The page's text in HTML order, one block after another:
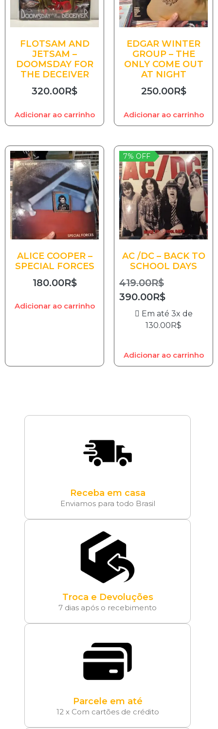
FLOTSAM AND
JETSAM –
DOOMSDAY FOR
THE DECEIVER
320.00R$
Adicionar ao carrinho
EDGAR WINTER
GROUP – THE
ONLY COME OUT
AT NIGHT
250.00R$
Adicionar ao carrinho
ALICE COOPER –
SPECIAL FORCES
180.00R$
Adicionar ao carrinho
7% OFF
AC /DC – BACK TO
SCHOOL DAYS
419.00R$
390.00R$
Em até 3x de
130.00R$
Adicionar ao carrinho
Receba em casa
Enviamos para todo Brasil
Troca e Devoluções
7 dias após o recebimento
Parcele em até
12 x Com cartões de crédito